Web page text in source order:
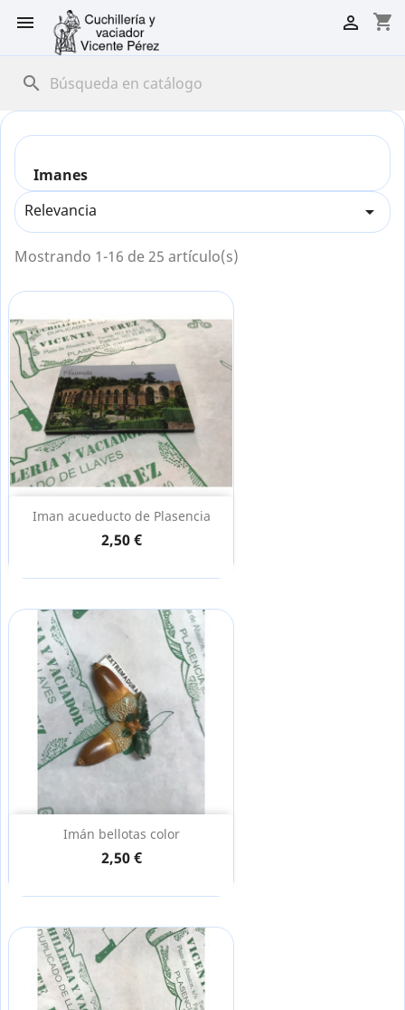
 shopping_cart

search
Imanes
Relevancia

Mostrando 1-16 de 25 artículo(s)
Iman acueducto de Plasencia
2,50 €
Imán bellotas color
2,50 €